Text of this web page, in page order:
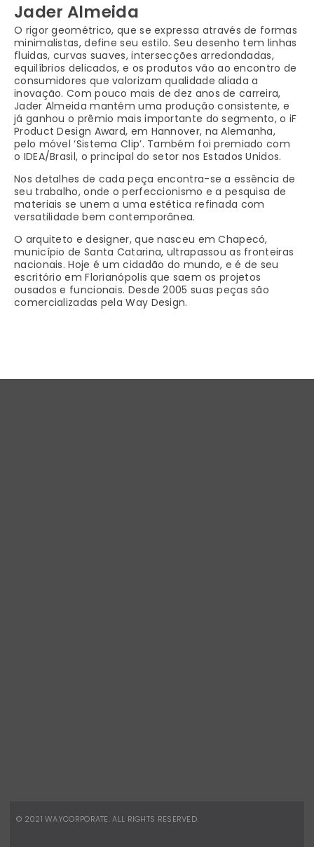
Jader Almeida
O rigor geométrico, que se expressa através de formas
minimalistas, define seu estilo. Seu desenho tem linhas
fluidas, curvas suaves, intersecções arredondadas,
equilíbrios delicados, e os produtos vão ao encontro de
consumidores que valorizam qualidade aliada a
inovação. Com pouco mais de dez anos de carreira,
Jader Almeida mantém uma produção consistente, e
já ganhou o prêmio mais importante do segmento, o iF
Product Design Award, em Hannover, na Alemanha,
pelo móvel ‘Sistema Clip’. Também foi premiado com
o IDEA/Brasil, o principal do setor nos Estados Unidos.
Nos detalhes de cada peça encontra-se a essência de
seu trabalho, onde o perfeccionismo e a pesquisa de
materiais se unem a uma estética refinada com
versatilidade bem contemporânea.
O arquiteto e designer, que nasceu em Chapecó,
município de Santa Catarina, ultrapassou as fronteiras
nacionais. Hoje é um cidadão do mundo, e é de seu
escritório em Florianópolis que saem os projetos
ousados e funcionais. Desde 2005 suas peças são
comercializadas pela Way Design.
© 2021WAYCORPORATE. ALL RIGHTS RESERVED.